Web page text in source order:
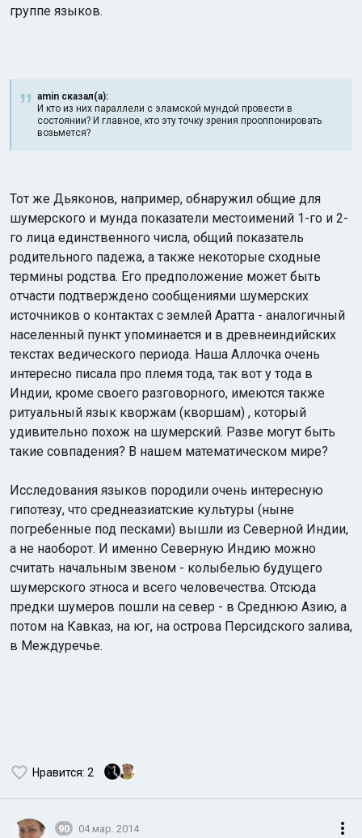
группе языков.
amin сказал(а):
И кто из них параллели с эламской мундой провести в
состоянии? И главное, кто эту точку зрения прооппонировать
возьмется?
Тот же Дьяконов, например, обнаружил общие для
шумерского и мунда показатели местоимений 1-го и 2-
го лица единственного числа, общий показатель
родительного падежа, а также некоторые сходные
термины родства. Его предположение может быть
отчасти подтверждено сообщениями шумерских
источников о контактах с землей Аратта - аналогичный
населенный пункт упоминается и в древнеиндийских
текстах ведического периода. Наша Аллочка очень
интересно писала про племя тода, так вот у тода в
Индии, кроме своего разговорного, имеются также
ритуальный язык кворжам (кворшам) , который
удивительно похож на шумерский. Разве могут быть
такие совпадения? В нашем математическом мире?
Исследования языков породили очень интересную
гипотезу, что среднеазиатские культуры (ныне
погребенные под песками) вышли из Северной Индии,
а не наоборот. И именно Северную Индию можно
считать начальным звеном - колыбелью будущего
шумерского этноса и всего человечества. Отсюда
предки шумеров пошли на север - в Среднюю Азию, а
потом на Кавказ, на юг, на острова Персидского залива,
в Междуречье.
Нравится: 2
90 04 мар. 2014